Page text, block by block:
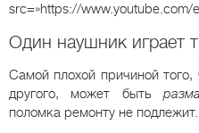
src=»https://www.youtube.com/
Один наушник играет
Самой плохой причиной
другого, может быть
поломка ремонту не подлежит.